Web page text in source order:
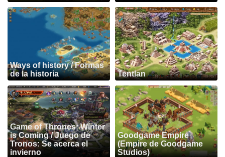
Ways of history / Formas
de la historia
Tentlan
Game of Thrones: Winter
is Coming / Juego de
Tronos: Se acerca el
invierno
Goodgame Empire
(Empire de Goodgame
Studios)